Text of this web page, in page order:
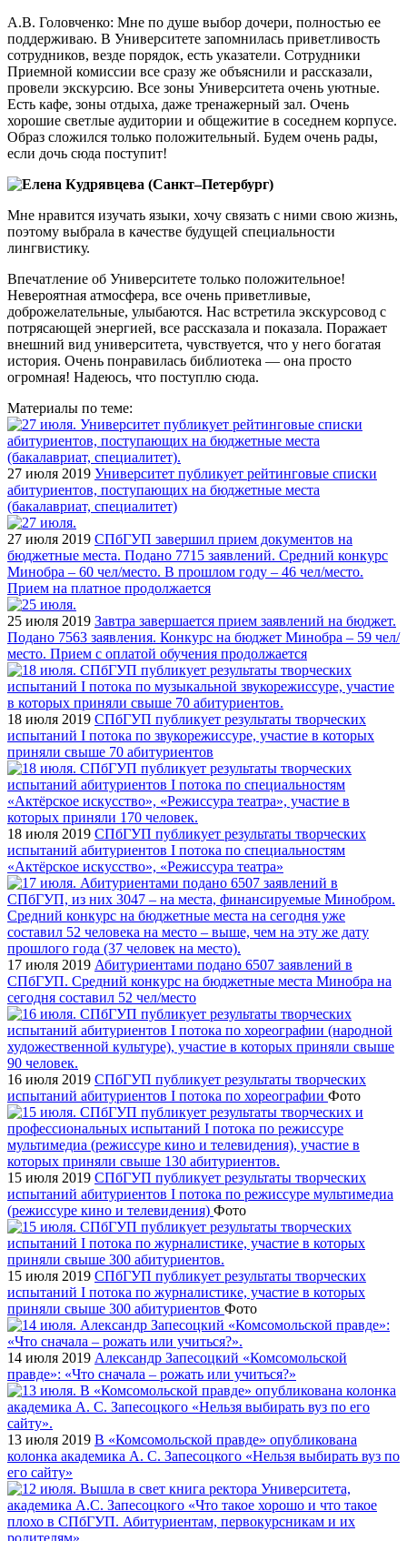
А.В. Головченко: Мне по душе выбор дочери, полностью ее
поддерживаю. В Университете запомнилась приветливость
сотрудников, везде порядок, есть указатели. Сотрудники
Приемной комиссии все сразу же объяснили и рассказали,
провели экскурсию. Все зоны Университета очень уютные.
Есть кафе, зоны отдыха, даже тренажерный зал. Очень
хорошие светлые аудитории и общежитие в соседнем корпусе.
Образ сложился только положительный. Будем очень рады,
если дочь сюда поступит!
Елена Кудрявцева (Санкт–Петербург)
Мне нравится изучать языки, хочу связать с ними свою жизнь,
поэтому выбрала в качестве будущей специальности
лингвистику.
Впечатление об Университете только положительное!
Невероятная атмосфера, все очень приветливые,
доброжелательные, улыбаются. Нас встретила экскурсовод с
потрясающей энергией, все рассказала и показала. Поражает
внешний вид университета, чувствуется, что у него богатая
история. Очень понравилась библиотека — она просто
огромная! Надеюсь, что поступлю сюда.
Материалы по теме:
27 июля 2019 Университет публикует рейтинговые списки
абитуриентов, поступающих на бюджетные места
(бакалавриат, специалитет)
27 июля 2019 СПбГУП завершил прием документов на
бюджетные места. Подано 7715 заявлений. Средний конкурс
Минобра – 60 чел/место. В прошлом году – 46 чел/место.
Прием на платное продолжается
25 июля 2019 Завтра завершается прием заявлений на бюджет.
Подано 7563 заявления. Конкурс на бюджет Минобра – 59 чел/
место. Прием с оплатой обучения продолжается
18 июля 2019 СПбГУП публикует результаты творческих
испытаний I потока по звукорежиссуре, участие в которых
приняли свыше 70 абитуриентов
18 июля 2019 СПбГУП публикует результаты творческих
испытаний абитуриентов I потока по специальностям
«Актёрское искусство», «Режиссура театра»
17 июля 2019 Абитуриентами подано 6507 заявлений в
СПбГУП. Средний конкурс на бюджетные места Минобра на
сегодня составил 52 чел/место
16 июля 2019 СПбГУП публикует результаты творческих
испытаний абитуриентов I потока по хореографии Фото
15 июля 2019 СПбГУП публикует результаты творческих
испытаний абитуриентов I потока по режиссуре мультимедиа
(режиссуре кино и телевидения) Фото
15 июля 2019 СПбГУП публикует результаты творческих
испытаний I потока по журналистике, участие в которых
приняли свыше 300 абитуриентов Фото
14 июля 2019 Александр Запесоцкий «Комсомольской
правде»: «Что сначала – рожать или учиться?»
13 июля 2019 В «Комсомольской правде» опубликована
колонка академика А. С. Запесоцкого «Нельзя выбирать вуз по
его сайту»